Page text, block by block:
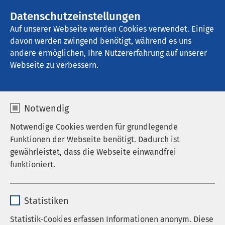
Datenschutzeinstellungen
Auf unserer Webseite werden Cookies verwendet. Einige
davon werden zwingend benötigt, während es uns
andere ermöglichen, Ihre Nutzererfahrung auf unserer
Webseite zu verbessern.
Notwendig
Notwendige Cookies werden für grundlegende
Funktionen der Webseite benötigt. Dadurch ist
gewährleistet, dass die Webseite einwandfrei
funktioniert.
Anbieter sgalinski
Statistiken
Statistik-Cookies erfassen Informationen anonym. Diese
Startseite der AMEOS Gruppe
Aktuelles
Unternehmensblog